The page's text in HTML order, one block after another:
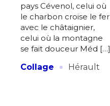
pays Cévenol, celui où
le charbon croise le fer
avec le châtaignier,
celui où la montagne
se fait douceur Méd […]
Collage
· Hérault